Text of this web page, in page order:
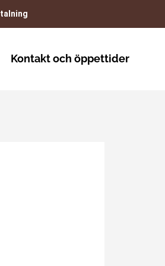
Kontakt och öppettider